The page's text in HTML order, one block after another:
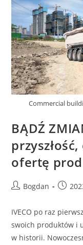
Commercial
BĄDŹ
ofertę
PostBogdan
Post
IVECO po raz
swoich produktów i
w historii.